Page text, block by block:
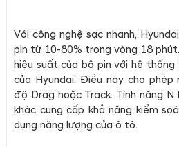
Với công nghệ sạc nhanh,
pin từ 10-80% trong vòng 18
hiệu suất của bộ pin với hệ
của Hyundai. Điều này cho phép
độ Drag hoặc Track. Tính năng
khác cung cấp khả năng kiểm
dụng năng lượng của ô tô.